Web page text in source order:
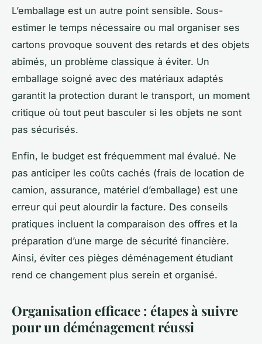
L’emballage est un autre point sensible. Sous-
estimer le temps nécessaire ou mal organiser ses
cartons provoque souvent des retards et des objets
abîmés, un problème classique à éviter. Un
emballage soigné avec des matériaux adaptés
garantit la protection durant le transport, un moment
critique où tout peut basculer si les objets ne sont
pas sécurisés.
Enfin, le budget est fréquemment mal évalué. Ne
pas anticiper les coûts cachés (frais de location de
camion, assurance, matériel d’emballage) est une
erreur qui peut alourdir la facture. Des conseils
pratiques incluent la comparaison des offres et la
préparation d’une marge de sécurité financière.
Ainsi, éviter ces pièges déménagement étudiant
rend ce changement plus serein et organisé.
Organisation efficace : étapes à suivre
pour un déménagement réussi